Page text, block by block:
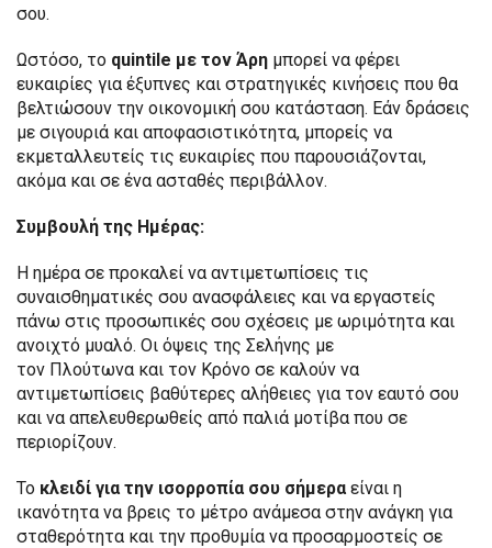
σου.
Ωστόσο, το quintile με τον Άρη μπορεί να φέρει
ευκαιρίες για έξυπνες και στρατηγικές κινήσεις που θα
βελτιώσουν την οικονομική σου κατάσταση. Εάν δράσεις
με σιγουριά και αποφασιστικότητα, μπορείς να
εκμεταλλευτείς τις ευκαιρίες που παρουσιάζονται,
ακόμα και σε ένα ασταθές περιβάλλον.
Συμβουλή της Ημέρας:
Η ημέρα σε προκαλεί να αντιμετωπίσεις τις
συναισθηματικές σου ανασφάλειες και να εργαστείς
πάνω στις προσωπικές σου σχέσεις με ωριμότητα και
ανοιχτό μυαλό. Οι όψεις της Σελήνης με
τον Πλούτωνα και τον Κρόνο σε καλούν να
αντιμετωπίσεις βαθύτερες αλήθειες για τον εαυτό σου
και να απελευθερωθείς από παλιά μοτίβα που σε
περιορίζουν.
Το κλειδί για την ισορροπία σου σήμεραείναι η
ικανότητα να βρεις το μέτρο ανάμεσα στην ανάγκη για
σταθερότητα και την προθυμία να προσαρμοστείς σε